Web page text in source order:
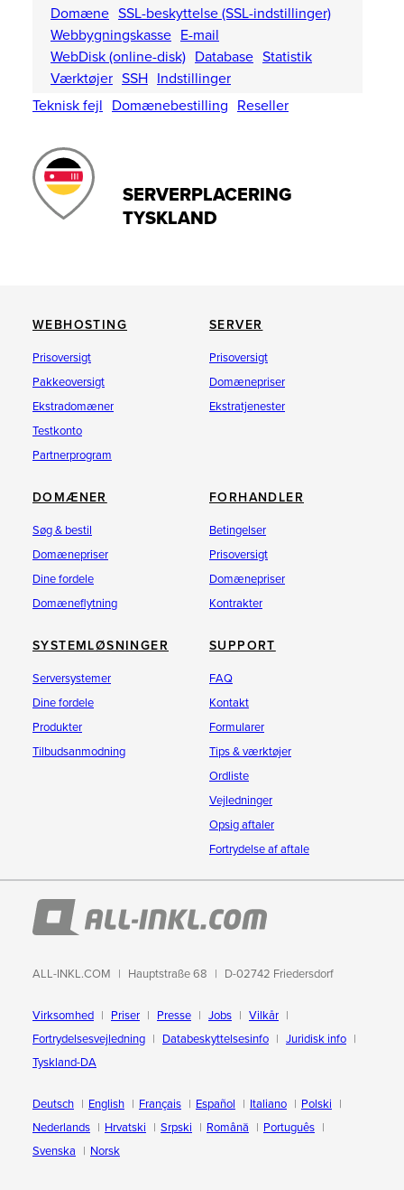
Domæne SSL-beskyttelse (SSL-indstillinger)
Webbygningskasse E-mail
WebDisk (online-disk) Database Statistik
Værktøjer SSH Indstillinger
Teknisk fejl Domænebestilling Reseller
SERVERPLACERING
TYSKLAND
WEBHOSTING
Prisoversigt
Pakkeoversigt
Ekstradomæner
Testkonto
Partnerprogram
SERVER
Prisoversigt
Domænepriser
Ekstratjenester
DOMÆNER
Søg & bestil
Domænepriser
Dine fordele
Domæneflytning
FORHANDLER
Betingelser
Prisoversigt
Domænepriser
Kontrakter
SYSTEMLØSNINGER
Serversystemer
Dine fordele
Produkter
Tilbudsanmodning
SUPPORT
FAQ
Kontakt
Formularer
Tips & værktøjer
Ordliste
Vejledninger
Opsig aftaler
Fortrydelse af aftale
ALL-INKL.COM Hauptstraße 68 D-02742 Friedersdorf
Virksomhed Priser Presse Jobs
Vilkår
Fortrydelsesvejledning
Databeskyttelsesinfo
Juridisk info
Tyskland-DA
Deutsch English Français Español Italiano
Polski
Nederlands
Hrvatski Srpski Română
Português
Svenska
Norsk